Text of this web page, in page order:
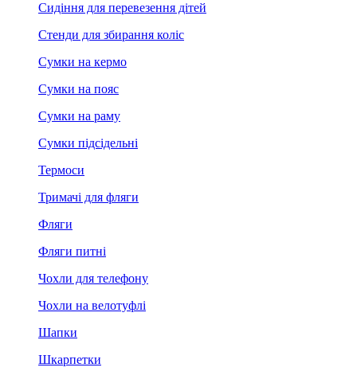
Сидіння для перевезення дітей
Стенди для збирання коліс
Сумки на кермо
Сумки на пояс
Сумки на раму
Сумки підсідельні
Термоси
Тримачі для фляги
Фляги
Фляги питні
Чохли для телефону
Чохли на велотуфлі
Шапки
Шкарпетки